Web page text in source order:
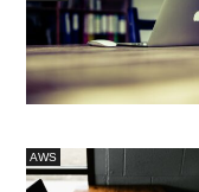
AWS